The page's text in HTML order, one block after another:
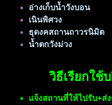
อ่างเก็บน้ำวังบอน
เนินพิศวง
ธุดงคสถานถาวรนิมิต
น้ำตกวังม่วง
วิธีเรียกใช้
แจ้งสถานที่ให้ไปรับ+ส่ง